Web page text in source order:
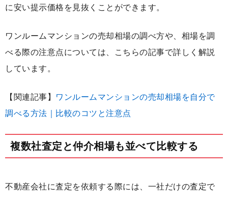
に安い提示価格を見抜くことができます。
ワンルームマンションの売却相場の調べ方や、相場を調
べる際の注意点については、こちらの記事で詳しく解説
しています。
【関連記事】
ワンルームマンションの売却相場を自分で
調べる方法｜比較のコツと注意点
複数社査定と仲介相場も並べて比較する
不動産会社に査定を依頼する際には、一社だけの査定で